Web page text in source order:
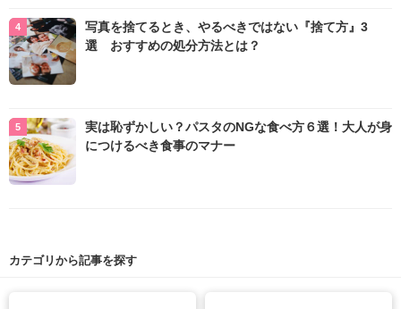
写真を捨てるとき、やるべきではない『捨て方』3
選 おすすめの処分方法とは？
実は恥ずかしい？パスタのNGな食べ方６選！大人が身
につけるべき食事のマナー
カテゴリから記事を探す